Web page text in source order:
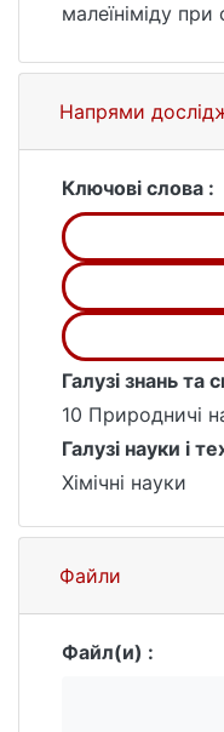
малеїніміду при
прегруповання
умовах
Напрями
Ключові слова :
Галузі знань та
10 Природничі
Галузі науки і
Хімічні науки
Файли
Файл(и) :